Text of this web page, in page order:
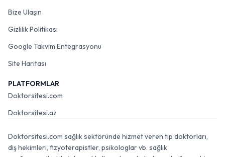
Bize Ulaşın
Gizlilik Politikası
Google Takvim Entegrasyonu
Site Haritası
PLATFORMLAR
Doktorsitesi.com
Doktorsitesi.az
Doktorsitesi.com sağlık sektöründe hizmet veren tıp doktorları,
diş hekimleri, fizyoterapistler, psikologlar vb. sağlık